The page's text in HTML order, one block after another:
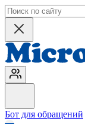
Бот для обращений